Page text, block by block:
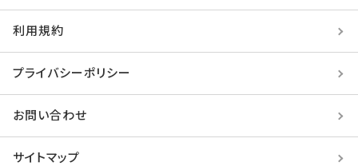
利用規約
プライバシーポリシー
お問い合わせ
サイトマップ